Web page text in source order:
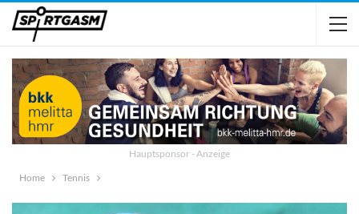
Hauptsponsor - Anzeige
Home
Tennis